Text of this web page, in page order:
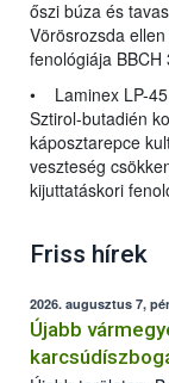
őszi búza és
Vörösrozsda
fenológiája
• Laminex LP-45
Sztirol-butadién
káposztarepce
veszteség
kijuttatáskori
Friss hírek
2026. augusztus 7,
Újabb